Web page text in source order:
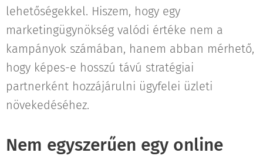
lehetőségekkel. Hiszem, hogy egy
marketingügynökség valódi értéke nem a
kampányok számában, hanem abban mérhető,
hogy képes-e hosszú távú stratégiai
partnerként hozzájárulni ügyfelei üzleti
növekedéséhez.
Nem egyszerűen egy online